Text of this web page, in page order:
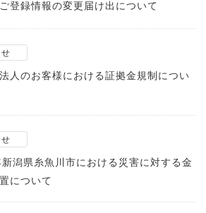
登録情報の変更届け出について
法人のお客様における証拠金規制につい
潟県糸魚川市における災害に対する金
について